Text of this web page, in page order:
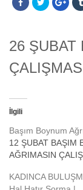
26 ŞUBAT
İlgili
Başım Boynum
12 ŞUBAT BAŞIM
AĞRIMASIN
KADINCA